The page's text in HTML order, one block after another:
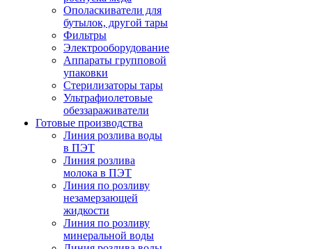
Ополаскиватели для
бутылок, другой тары
Фильтры
Электрооборудование
Аппараты групповой
упаковки
Стерилизаторы тары
Ультрафиолетовые
обеззараживатели
Готовые производства
Линия розлива воды
в ПЭТ
Линия розлива
молока в ПЭТ
Линия по розливу
незамерзающей
жидкости
Линия по розливу
минеральной воды